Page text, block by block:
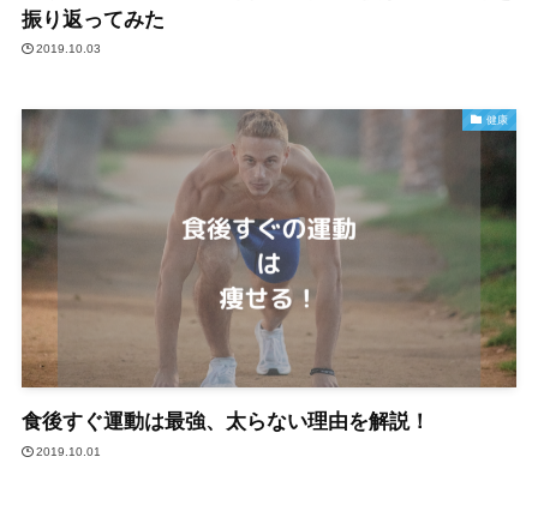
振り返ってみた
2019.10.03
健康
食後すぐ運動は最強、太らない理由を解説！
2019.10.01